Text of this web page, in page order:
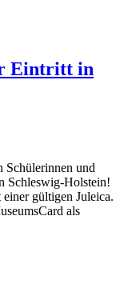
Eintritt in
Schülerinnen und
Schleswig-Holstein!
gültigen Juleica.
als